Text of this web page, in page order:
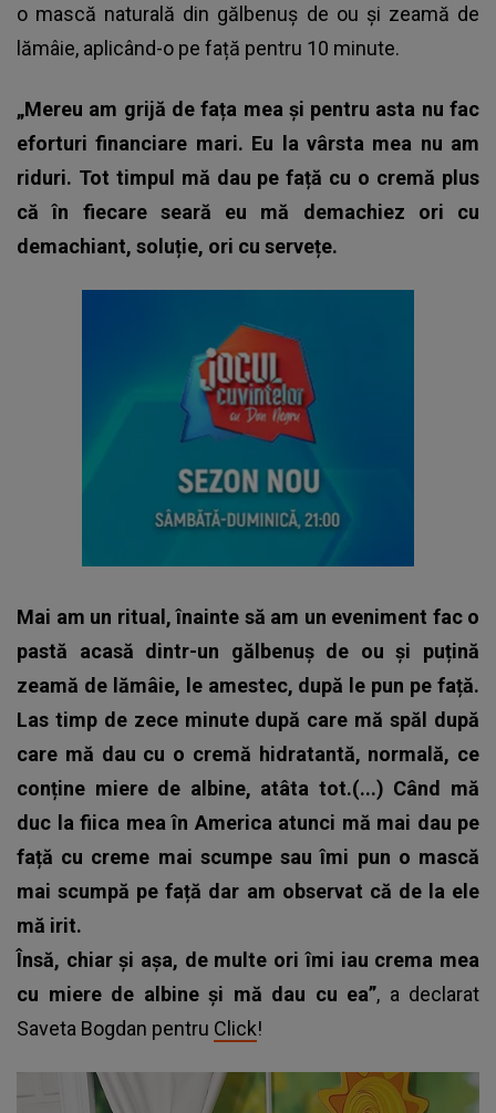
o mască naturală din gălbenuș de ou și zeamă de
lămâie, aplicând-o pe față pentru 10 minute.
„Mereu am grijă de fața mea și pentru asta nu fac
eforturi financiare mari. Eu la vârsta mea nu am
riduri. Tot timpul mă dau pe față cu o cremă plus
că în fiecare seară eu mă demachiez ori cu
demachiant, soluție, ori cu servețe.
Mai am un ritual, înainte să am un eveniment fac o
pastă acasă dintr-un gălbenuș de ou și puțină
zeamă de lămâie, le amestec, după le pun pe față.
Las timp de zece minute după care mă spăl după
care mă dau cu o cremă hidratantă, normală, ce
conține miere de albine, atâta tot.(...) Când mă
duc la fiica mea în America atunci mă mai dau pe
față cu creme mai scumpe sau îmi pun o mască
mai scumpă pe față dar am observat că de la ele
mă irit.
Însă, chiar și așa, de multe ori îmi iau crema mea
cu miere de albine și mă dau cu ea”, a declarat
Saveta Bogdan pentru Click!